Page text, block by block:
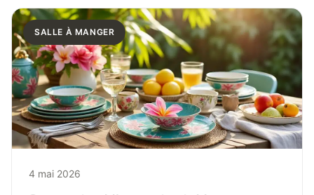
SALLE À MANGER
4 mai 2026